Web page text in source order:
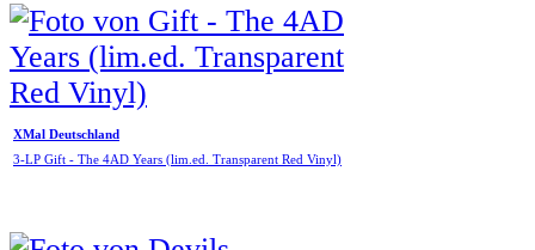
XMal Deutschland
3-LP Gift - The 4AD Years (lim.ed. Transparent Red Vinyl)